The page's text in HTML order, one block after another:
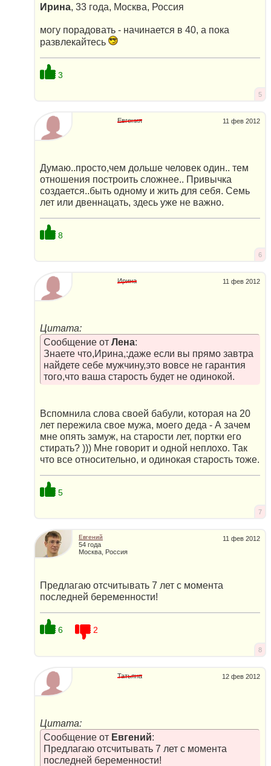
Ирина, 33 года, Москва, Россия
могу порадовать - начинается в 40, а пока
развлекайтесь
3
5
11 фев 2012
Евгения
Думаю..просто,чем дольше человек один.. тем
отношения построить сложнее.. Привычка
создается..быть одному и жить для себя. Семь
лет или двеннацать, здесь уже не важно.
8
6
11 фев 2012
Ирина
Цитата:
Сообщение от Лена:
Знаете что,Ирина,:даже если вы прямо завтра
найдете себе мужчину,это вовсе не гарантия
того,что ваша старость будет не одинокой.
Вспомнила слова своей бабули, которая на 20
лет пережила свое мужа, моего деда - А зачем
мне опять замуж, на старости лет, портки его
стирать? ))) Мне говорит и одной неплохо. Так
что все относительно, и одинокая старость тоже.
5
7
11 фев 2012
Евгений
54 года
Москва, Россия
Предлагаю отсчитывать 7 лет с момента
последней беременности!
6 2
8
12 фев 2012
Татьяна
Цитата:
Сообщение от Евгений:
Предлагаю отсчитывать 7 лет с момента
последней беременности!